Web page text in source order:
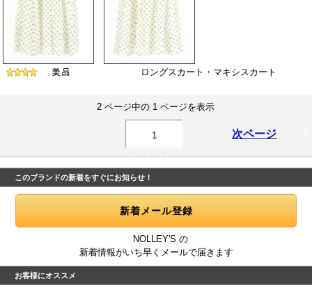
ロングスカート・マキシスカート
2 ページ中の 1 ページを表示
1 次ページ
このブランドの新着をすぐにお知らせ！
NOLLEY'S の
新着情報がいち早くメールで届きます
お客様にオススメ